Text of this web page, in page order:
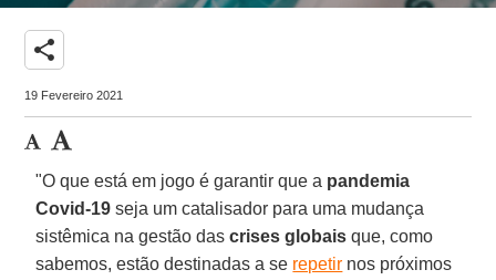
share
19 Fevereiro 2021
"O que está em jogo é garantir que a pandemia
Covid-19 seja um catalisador para uma mudança
sistêmica na gestão dascrises globais que, como
sabemos, estão destinadas a se repetir nos próximos